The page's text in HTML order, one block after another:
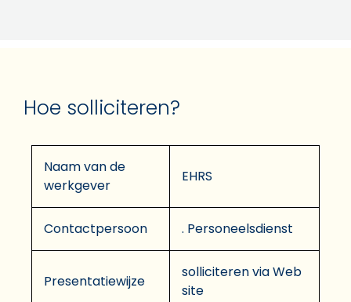
Hoe solliciteren?
Naam van de
werkgever
EHRS
Contactpersoon . Personeelsdienst
Presentatiewijze
solliciteren via Web
site